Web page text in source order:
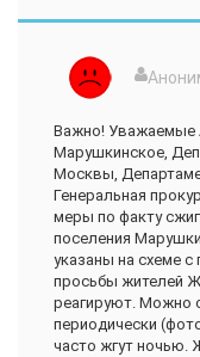
Важно! Уважаемые
Марушкинское,
Москвы,
Генеральная
меры по факту
поселения
указаны на схеме
просьбы жителей
реагируют. Можно
периодически
часто жгут ночью.